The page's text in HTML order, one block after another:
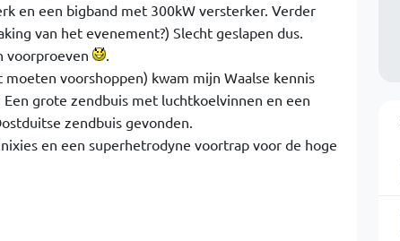
en een bigband met 300kW versterker. Verder
van het evenement?) Slecht geslapen dus.
voorproeven
.
voorshoppen) kwam mijn Waalse kennis
grote zendbuis met luchtkoelvinnen en een
zendbuis gevonden.
en een superhetrodyne voortrap voor de hoge